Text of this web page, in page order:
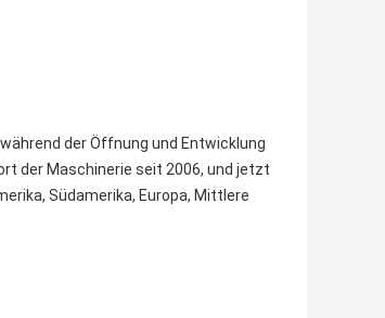
der Öffnung und Entwicklung
der Maschinerie seit 2006, und jetzt
Südamerika, Europa, Mittlere